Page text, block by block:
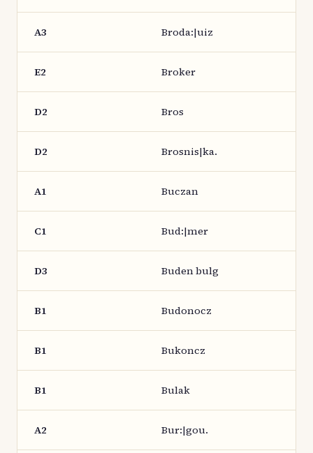
A3 Broda:|uiz
E2 Broker
D2 Bros
D2 Brosnis|ka.
A1 Buczan
C1 Bud:|mer
D3 Buden bulg
B1 Budonocz
B1 Bukoncz
B1 Bulak
A2 Bur:|gou.